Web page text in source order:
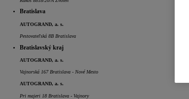
Bratislava
AUTOGRAND, a. s.
Pestovateľská 8B Bratislava
Bratislavský kraj
AUTOGRAND, a. s.
Vajnorská 167 Bratislava - Nové Mesto
AUTOGRAND, a. s.
Pri majeri 18 Bratislava - Vajnory